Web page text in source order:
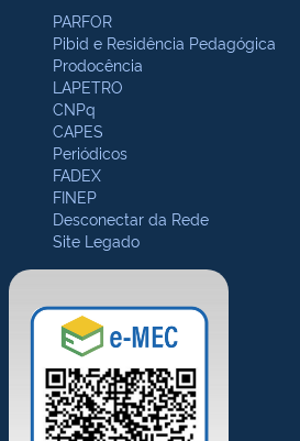
PARFOR
Pibid e Residência Pedagógica
Prodocência
LAPETRO
CNPq
CAPES
Periódicos
FADEX
FINEP
Desconectar da Rede
Site Legado